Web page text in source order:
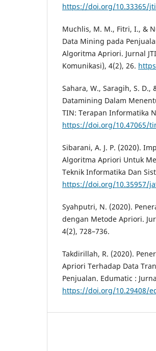
https://doi.org/10.33365/
Muchlis, M. M., Fitri, I., &
Data Mining pada
Algoritma Apriori. Jurnal
Komunikasi), 4(2), 26.
Sahara, W., Saragih, S. D.,
Datamining Dalam
TIN: Terapan Informatika
https://doi.org/10.47065/
Sibarani, A. J. P. (2020).
Algoritma Apriori Untuk
Teknik Informatika Dan
https://doi.org/10.35957/
Syahputri, N. (2020).
dengan Metode Apriori.
4(2), 728–736.
Takdirillah, R. (2020).
Apriori Terhadap Data
Penjualan. Edumatic :
https://doi.org/10.29408/